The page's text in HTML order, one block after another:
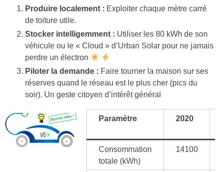
Produire localement : Exploiter chaque mètre carré
de toiture utile.
Stocker intelligemment : Utiliser les 80 kWh de son
véhicule ou le « Cloud » d’Urban Solar pour ne jamais
perdre un électron
Piloter la demande : Faire tourner la maison sur ses
réserves quand le réseau est le plus cher (pics du
soir). Un geste citoyen d’intérêt général
Paramètre 2020
Consommation
totale (kWh)
14100